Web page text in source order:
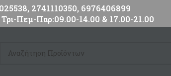
2741110350, 6976406899
Πεμ-Παρ:09.00-14.00 & 17.00-21.00